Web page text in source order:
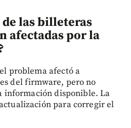
de las billeteras
afectadas por la
problema afectó a
del firmware, pero no
información disponible. La
para corregir el